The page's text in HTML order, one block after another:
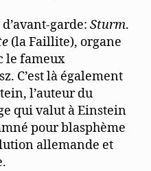
garde: Sturm.
(la Faillite), organe
le fameux
C’est là également
l’auteur du
qui valut à Einstein
pour blasphème
allemande et